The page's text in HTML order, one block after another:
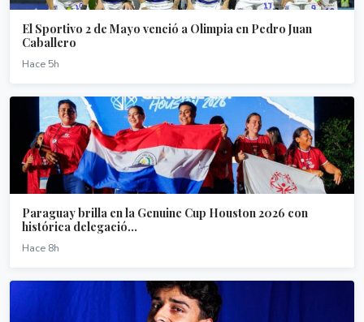
El Sportivo 2 de Mayo venció a Olimpia en Pedro Juan
Caballero
Hace 5h
Paraguay brilla en la Genuine Cup Houston 2026 con
histórica delegació...
Hace 8h